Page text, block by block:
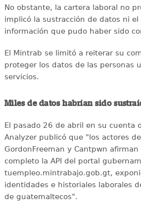
No obstante, la cartera laboral no
implicó la sustracción de datos ni
información que pudo haber sido
El Mintrab se limitó a reiterar su
proteger los datos de las personas
servicios.
Miles de datos habrían sido
El pasado 26 de abril en su cuenta
Analyzer publicó que "los actores
GordonFreeman y Cantpwn
completo la API del portal
tuempleo.mintrabajo.gob.gt,
identidades e historiales laborales
de guatemaltecos".